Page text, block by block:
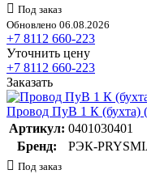
Под заказ
Обновлено 06.08.2026
+7 8112 660-223
Уточнить цену
+7 8112 660-223
Заказать
Провод ПуВ 1 К (бухта)
Артикул: 0401030401
Бренд:
РЭК-
Под заказ